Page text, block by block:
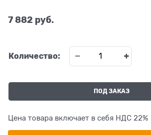
7 882 руб.
Количество:
ПОД ЗАКАЗ
Цена товара включает в себя НДС 22%